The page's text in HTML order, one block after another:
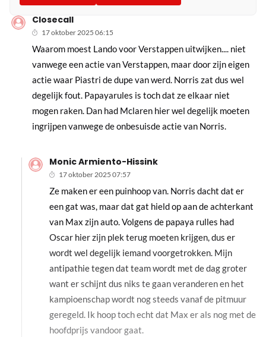
Closecall
17 oktober 2025 06:15
Waarom moest Lando voor Verstappen uitwijken.... niet
vanwege een actie van Verstappen, maar door zijn eigen
actie waar Piastri de dupe van werd. Norris zat dus wel
degelijk fout. Papayarules is toch dat ze elkaar niet
mogen raken. Dan had Mclaren hier wel degelijk moeten
ingrijpen vanwege de onbesuisde actie van Norris.
Monic Armiento-Hissink
17 oktober 2025 07:57
Ze maken er een puinhoop van. Norris dacht dat er
een gat was, maar dat gat hield op aan de achterkant
van Max zijn auto. Volgens de papaya rulles had
Oscar hier zijn plek terug moeten krijgen, dus er
wordt wel degelijk iemand voorgetrokken. Mijn
antipathie tegen dat team wordt met de dag groter
want er schijnt dus niks te gaan veranderen en het
kampioenschap wordt nog steeds vanaf de pitmuur
geregeld. Ik hoop toch echt dat Max er als nog met de
hoofdprijs vandoor gaat.